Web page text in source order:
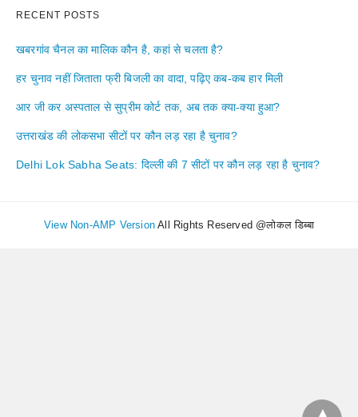
RECENT POSTS
खबरगांव चैनल का मालिक कौन है, कहां से चलता है?
हर चुनाव नहीं जिताता फ्री बिजली का वादा, पढ़िए कब-कब हार मिली
आर जी कर अस्पताल से सुप्रीम कोर्ट तक, अब तक क्या-क्या हुआ?
उत्तराखंड की लोकसभा सीटों पर कौन लड़ रहा है चुनाव?
Delhi Lok Sabha Seats: दिल्ली की 7 सीटों पर कौन लड़ रहा है चुनाव?
View Non-AMP Version All Rights Reserved @लोकल डिब्बा